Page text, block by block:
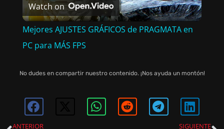
L
Y
V
Watch on
Mejores AJUSTES GRÁFICOS de PRAGMATA en
PC para MÁS FPS
No dudes en compartir nuestro contenido. ¡Nos ayuda un montón!
ANTERIOR SIGUIENTE